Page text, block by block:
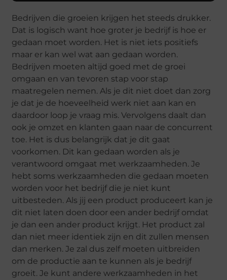
Bedrijven die groeien krijgen het steeds drukker.
Dat is logisch want hoe groter je bedrijf is hoe er
gedaan moet worden. Het is niet iets positiefs
maar er kan wel wat aan gedaan worden.
Bedrijven moeten altijd goed met de groei
omgaan en van tevoren stap voor stap
maatregelen nemen. Als je dit niet doet dan zorg
je dat je de hoeveelheid werk niet aan kan en
daardoor loop je vraag mis. Vervolgens daalt dan
ook je omzet en klanten gaan naar de concurrent
toe. Het is dus belangrijk dat je dit gaat
voorkomen. Dit kan gedaan worden als je
verantwoord omgaat met werkzaamheden. Je
hebt soms werkzaamheden die gedaan moeten
worden voor het bedrijf die je niet kunt
uitbesteden. Als jij een product produceert kan je
dit niet laten doen door een ander bedrijf omdat
je dan een ander product krijgt. Het product zal
dan niet meer identiek zijn en dit zullen mensen
dan merken. Je zal dus zelf moeten uitbreiden
om de productie aan te kunnen als je bedrijf
groeit. Je kunt andere werkzaamheden in het